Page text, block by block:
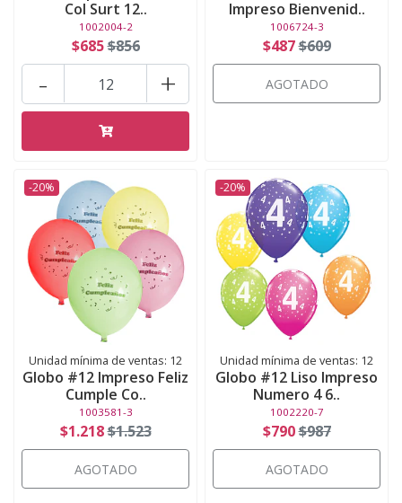
Col Surt 12..
1002004-2
$685$856
+
-
Impreso Bienvenid..
1006724-3
$487$609
AGOTADO
-20%
Unidad mínima de ventas: 12
Globo #12 Impreso Feliz
Cumple Co..
1003581-3
$1.218$1.523
AGOTADO
-20%
Unidad mínima de ventas: 12
Globo #12 Liso Impreso
Numero 4 6..
1002220-7
$790$987
AGOTADO